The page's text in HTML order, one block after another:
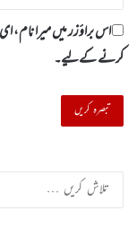
اس براؤزر میں میرا نام،
کرنے کےلیے۔